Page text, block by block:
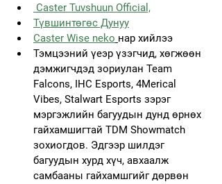
Caster Tuvshuun Official,
Түвшинтөгөс Дунуу
Caster Wise neko нар хийлээ
Тэмцээний үеэр үзэгчид, хөгжөөн
дэмжигчдэд зориулан Team
Falcons, IHC Esports, 4Merical
Vibes, Stalwart Esports зэрэг
мэргэжлийн багуудын дунд өрнөх
гайхамшигтай TDM Showmatch
зохиогдов. Эдгээр шилдэг
багуудын хурд хүч, авхаалж
самбааны гайхамшгийг дөрвөн